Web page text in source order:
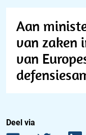
Aan
van zaken
van
Deel via